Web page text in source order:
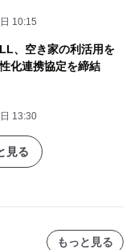
10:15
、空き家の利活用を
化連携協定を締結
13:30
見る
もっと見る